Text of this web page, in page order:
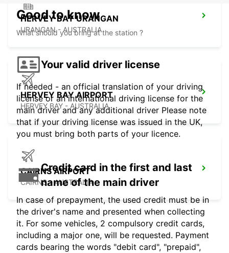
HERVEY BAY URANGAN
URANGAN - AUSTRALIA
HERVEY BAY AIRPORT
HERVEY BAY - AUSTRALIA
CAIRNS AIRPORT
CAIRNS - AUSTRALIA
Good to know
What should you bring at the station ?
Your valid driver license
If needed - an official translation of your driving
license or an international driving license for the
main driver and any additional driver Please note
that if your driving license was issued in the UK,
you must bring both parts of your licence.
Credit card in the first and last
name of the main driver
In case of prepayment, the used credit must be in
the driver's name and presented when collecting
it. For some vehicles, 2 compulsory credit cards,
including a major one, will be requested. Payment
cards bearing the words "debit card", "prepaid",